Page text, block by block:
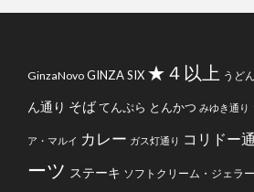
GinzaNovo GINZA SIX ★４以上 うどん
ん通り そばてんぷら とんかつ みゆき通り
ア・マルイ カレー ガス灯通り コリドー
ーツ ステーキ ソフトクリーム・ジェラ